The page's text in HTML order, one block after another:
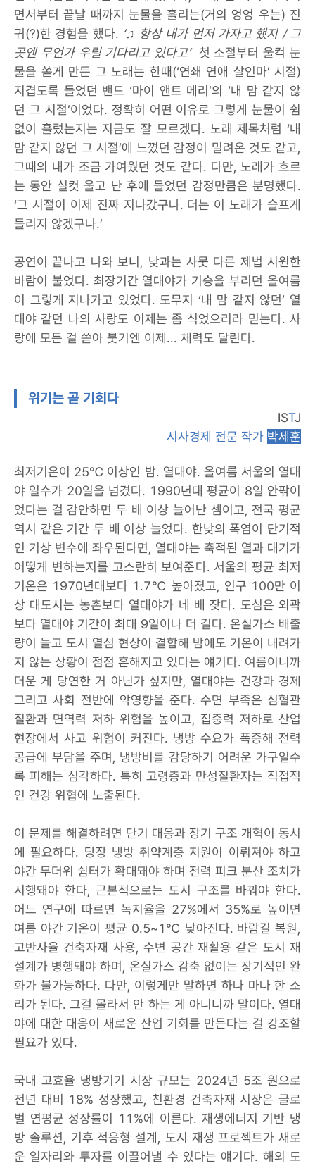
면서부터 끝날 때까지 눈물을 흘리는(거의 엉엉 우는) 진
귀(?)한 경험을 했다. ‘♫ 항상 내가 먼저 가자고 했지 / 그
곳엔 무언가 우릴 기다리고 있다고’첫 소절부터 울컥 눈
물을 쏟게 만든 그 노래는 한때(‘연쇄 연애 살인마’ 시절)
지겹도록 들었던 밴드 ‘마이 앤트 메리’의 ‘내 맘 같지 않
던 그 시절’이었다. 정확히 어떤 이유로 그렇게 눈물이 쉼
없이 흘렀는지는 지금도 잘 모르겠다. 노래 제목처럼 ‘내
맘 같지 않던 그 시절’에 느꼈던 감정이 밀려온 것도 같고,
그때의 내가 조금 가여웠던 것도 같다. 다만, 노래가 흐르
는 동안 실컷 울고 난 후에 들었던 감정만큼은 분명했다.
‘그 시절이 이제 진짜 지나갔구나. 더는 이 노래가 슬프게
들리지 않겠구나.’
공연이 끝나고 나와 보니, 낮과는 사뭇 다른 제법 시원한
바람이 불었다. 최장기간 열대야가 기승을 부리던 올여름
이 그렇게 지나가고 있었다. 도무지 ‘내 맘 같지 않던’ 열
대야 같던 나의 사랑도 이제는 좀 식었으리라 믿는다. 사
랑에 모든 걸 쏟아 붓기엔 이제... 체력도 달린다.
위기는 곧 기회다
ISTJ
시사경제 전문 작가 박세훈
최저기온이 25℃ 이상인 밤. 열대야. 올여름 서울의 열대
야 일수가 20일을 넘겼다. 1990년대 평균이 8일 안팎이
었다는 걸 감안하면 두 배 이상 늘어난 셈이고, 전국 평균
역시 같은 기간 두 배 이상 늘었다. 한낮의 폭염이 단기적
인 기상 변수에 좌우된다면, 열대야는 축적된 열과 대기가
어떻게 변하는지를 고스란히 보여준다. 서울의 평균 최저
기온은 1970년대보다 1.7℃ 높아졌고, 인구 100만 이
상 대도시는 농촌보다 열대야가 네 배 잦다. 도심은 외곽
보다 열대야 기간이 최대 9일이나 더 길다. 온실가스 배출
량이 늘고 도시 열섬 현상이 결합해 밤에도 기온이 내려가
지 않는 상황이 점점 흔해지고 있다는 얘기다. 여름이니까
더운 게 당연한 거 아닌가 싶지만, 열대야는 건강과 경제
그리고 사회 전반에 악영향을 준다. 수면 부족은 심혈관
질환과 면역력 저하 위험을 높이고, 집중력 저하로 산업
현장에서 사고 위험이 커진다. 냉방 수요가 폭증해 전력
공급에 부담을 주며, 냉방비를 감당하기 어려운 가구일수
록 피해는 심각하다. 특히 고령층과 만성질환자는 직접적
인 건강 위협에 노출된다.
이 문제를 해결하려면 단기 대응과 장기 구조 개혁이 동시
에 필요하다. 당장 냉방 취약계층 지원이 이뤄져야 하고
야간 무더위 쉼터가 확대돼야 하며 전력 피크 분산 조치가
시행돼야 한다, 근본적으로는 도시 구조를 바꿔야 한다.
어느 연구에 따르면 녹지율을 27%에서 35%로 높이면
여름 야간 기온이 평균 0.5~1℃ 낮아진다. 바람길 복원,
고반사율 건축자재 사용, 수변 공간 재활용 같은 도시 재
설계가 병행돼야 하며, 온실가스 감축 없이는 장기적인 완
화가 불가능하다. 다만, 이렇게만 말하면 하나 마나 한 소
리가 된다. 그걸 몰라서 안 하는 게 아니니까 말이다. 열대
야에 대한 대응이 새로운 산업 기회를 만든다는 걸 강조할
필요가 있다.
국내 고효율 냉방기기 시장 규모는 2024년 5조 원으로
전년 대비 18% 성장했고, 친환경 건축자재 시장은 글로
벌 연평균 성장률이 11%에 이른다. 재생에너지 기반 냉
방 솔루션, 기후 적응형 설계, 도시 재생 프로젝트가 새로
운 일자리와 투자를 이끌어낼 수 있다는 얘기다. 해외 도